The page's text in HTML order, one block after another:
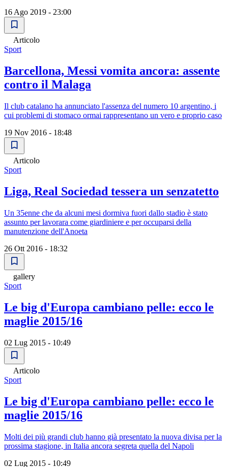
16 Ago 2019 - 23:00
Articolo
Sport
Barcellona, Messi vomita ancora: assente
contro il Malaga
Il club catalano ha annunciato l'assenza del numero 10 argentino, i
cui problemi di stomaco ormai rappresentano un vero e proprio caso
19 Nov 2016 - 18:48
Articolo
Sport
Liga, Real Sociedad tessera un senzatetto
Un 35enne che da alcuni mesi dormiva fuori dallo stadio è stato
assunto per lavorara come giardiniere e per occuparsi della
manutenzione dell'Anoeta
26 Ott 2016 - 18:32
gallery
Sport
Le big d'Europa cambiano pelle: ecco le
maglie 2015/16
02 Lug 2015 - 10:49
Articolo
Sport
Le big d'Europa cambiano pelle: ecco le
maglie 2015/16
Molti dei più grandi club hanno già presentato la nuova divisa per la
prossima stagione, in Italia ancora segreta quella del Napoli
02 Lug 2015 - 10:49